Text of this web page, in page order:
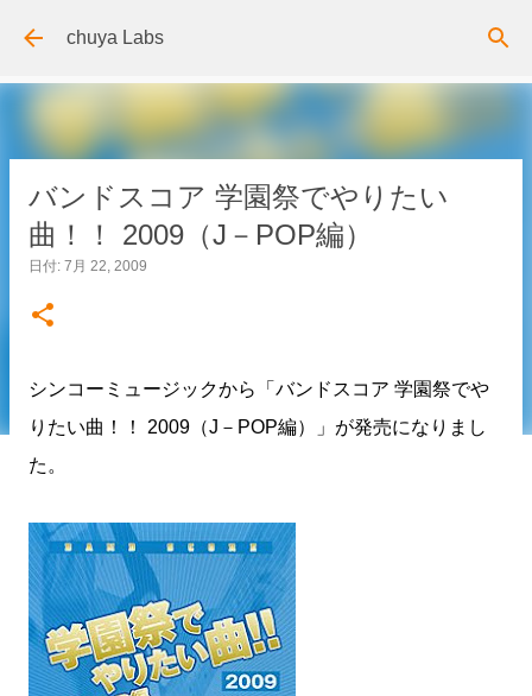
スキップしてメイン コンテンツに移動
chuya Labs
バンドスコア 学園祭でやりたい
曲！！ 2009（J－POP編）
日付: 7月 22, 2009
シンコーミュージックから「バンドスコア 学園祭でや
りたい曲！！ 2009（J－POP編）」が発売になりまし
た。